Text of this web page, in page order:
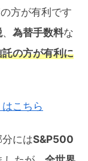
方が有利です
、 為替手数料な
の方が有利に
こちら
にはS&P500